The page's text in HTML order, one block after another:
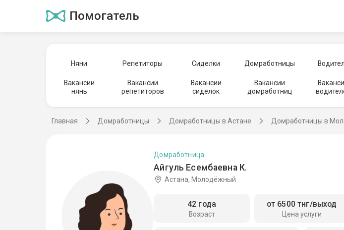
Помогатель
Няни Репетиторы Сиделки Домработницы
Вакансии
нянь
Вакансии
репетиторов
Вакансии
сиделок
Вакансии
домработниц
Главная Домработницы Домработницы в Астане Домработницы в
Айгуль Есембаевна К.
Домработница
Астана, Молодёжный
Возраст
42 года
Цена услуги
от 6500 тнг/выход